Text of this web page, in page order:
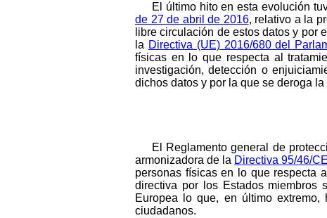
El último hito en esta evolución
de 27 de abril de 2016, relativo a la
libre circulación de estos datos y por
la Directiva (UE) 2016/680 del
físicas en lo que respecta al
investigación, detección o
dichos datos y por la que se deroga
El Reglamento general de
armonizadora de la Directiva 95/46/
personas físicas en lo que respecta
directiva por los Estados miembros
Europea lo que, en último
ciudadanos.